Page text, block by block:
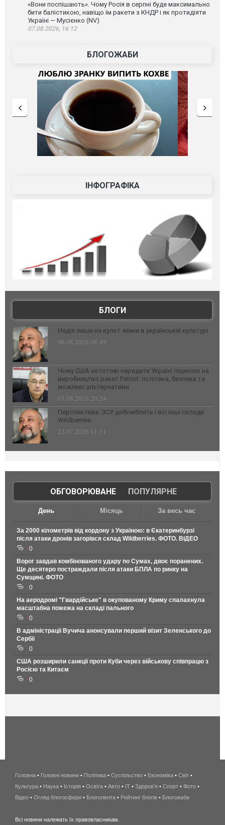
«Вони поспішають». Чому Росія в серпні буде максимально
бити балістикою, навіщо їм ракети з КНДР і як протидіяти
Україні — Мусієнко (NV)
07.08.2026, 16:12
БЛОГОЖАБИ
ІНФОГРАФІКА
БЛОГИ
Надія лише на культ жінки в українській культурі
06.08.2026 08:49
Чому США не готові передати Україні ліцензію на
виробництво ракет Patriot: політика, безпека та
можливі альтернативи
03.08.2026 20:24
Перспектива: ЗСУ добомблять і всі інші склади
Wildberries
23.07.2026 11:31
ОБГОВОРЮВАНЕ| ПОПУЛЯРНЕ
День Місяць За весь час
За 2000 кілометрів від кордону з Україною: в Єкатеринбурзі
після атаки дронів загорівся склад Wildberries. ФОТО. ВІДЕО
0
Ворог завдав комбінованого удару по Сумах, двоє поранених.
Ще десятеро постраждали після атаки БПЛА по ринку на
Сумщині. ФОТО
0
На аеродромі "Гвардійське" в окупованому Криму спалахнула
масштабна пожежа на складі пального
0
В адміністрації Вучича анонсували перший візит Зеленського до
Сербії
0
США розширили санкції проти Куби через військову співпрацю з
Росією та Китаєм
0
беспроводной
интернет
киев
Головна • Головні новини • Політика • Суспільство • Економіка • Світ •
Культура • Наука • Історія • Освіта • Авто • IT • Здоров'я • Спорт • Фото •
Відео • Огляд блогосфери • Блоголента • Рейтинг блогів • Блогожаби
Всі новини належать їх правовласникам.